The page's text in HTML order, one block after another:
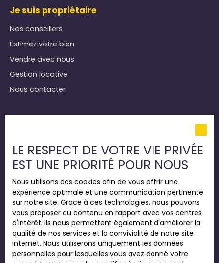
Je suis propriétaire
Nos conseillers
Estimez votre bien
Vendre avec nous
Gestion locative
Nous contacter
Mentions légales
Politique de confidentialité
Plan du site
Gérer les cookies
Propulsé par
LE RESPECT DE VOTRE VIE PRIVÉE
EST UNE PRIORITÉ POUR NOUS
Nous utilisons des cookies afin de vous offrir une
expérience optimale et une communication pertinente
sur notre site. Grace à ces technologies, nous pouvons
vous proposer du contenu en rapport avec vos centres
d'intérêt. Ils nous permettent également d'améliorer la
qualité de nos services et la convivialité de notre site
internet. Nous utiliserons uniquement les données
personnelles pour lesquelles vous avez donné votre